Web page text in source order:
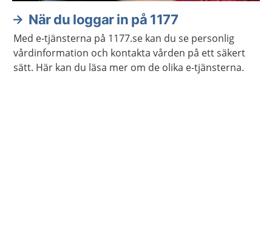
När du loggar in på 1177
Med e-tjänsterna på 1177.se kan du se personlig
vårdinformation och kontakta vården på ett säkert
sätt. Här kan du läsa mer om de olika e-tjänsterna.